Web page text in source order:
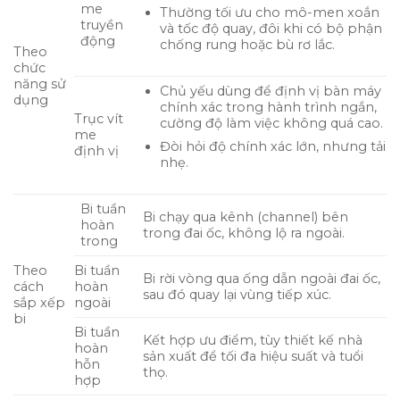
Theo
chức
năng sử
dụng
me
truyền
động
Thường tối ưu cho mô-men xoắn
và tốc độ quay, đôi khi có bộ phận
chống rung hoặc bù rơ lắc.
Trục vít
me
định vị
Chủ yếu dùng để định vị bàn máy
chính xác trong hành trình ngắn,
cường độ làm việc không quá cao.
Đòi hỏi độ chính xác lớn, nhưng tải
nhẹ.
Theo
cách
sắp xếp
bi
Bi tuần
hoàn
trong
Bi chạy qua kênh (channel) bên
trong đai ốc, không lộ ra ngoài.
Bi tuần
hoàn
ngoài
Bi rời vòng qua ống dẫn ngoài đai ốc,
sau đó quay lại vùng tiếp xúc.
Bi tuần
hoàn
hỗn
hợp
Kết hợp ưu điểm, tùy thiết kế nhà
sản xuất để tối đa hiệu suất và tuổi
thọ.